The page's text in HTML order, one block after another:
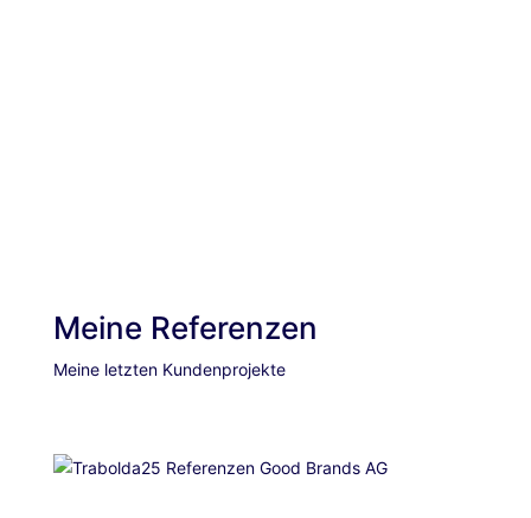
Meine Referenzen
Meine letzten Kundenprojekte